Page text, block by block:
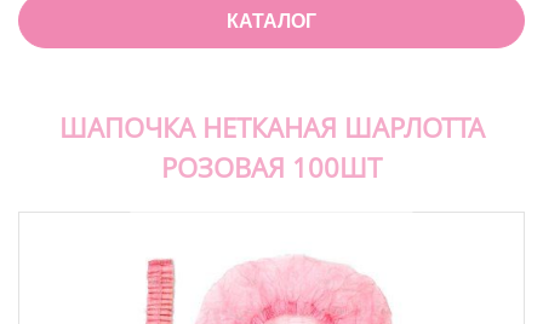
КАТАЛОГ
ШАПОЧКА НЕТКАНАЯ ШАРЛОТТА
РОЗОВАЯ 100ШТ